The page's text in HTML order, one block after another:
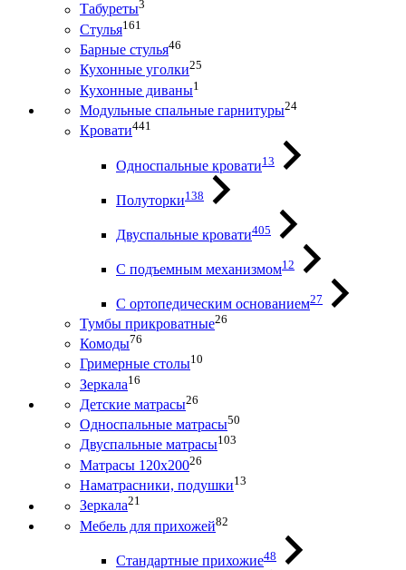
Табуреты3
Стулья161
Барные стулья46
Кухонные уголки25
Кухонные диваны1
Модульные спальные гарнитуры24
Кровати441
Односпальные кровати13
Полуторки138
Двуспальные кровати405
С подъемным механизмом12
С ортопедическим основанием27
Тумбы прикроватные26
Комоды76
Гримерные столы10
Зеркала16
Детские матрасы26
Односпальные матрасы50
Двуспальные матрасы103
Матрасы 120х20026
Наматрасники, подушки13
Зеркала21
Мебель для прихожей82
Стандартные прихожие48